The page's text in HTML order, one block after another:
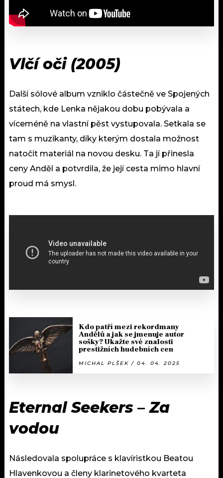
Vlčí oči (2005)
Další sólové album vzniklo částečně ve Spojených
státech, kde Lenka nějakou dobu pobývala a
víceméně na vlastní pěst vystupovala. Setkala se
tam s muzikanty, díky kterým dostala možnost
natočit materiál na novou desku. Ta jí přinesla
ceny Anděl a potvrdila, že její cesta mimo hlavní
proud má smysl.
Kdo patří mezi rekordmany
Andělů a jak se jmenuje autor
sošky? Ukažte své znalosti
prestižních hudebních cen
MICHAL PLŠEK / 04. 04. 2025
Eternal Seekers – Za
vodou
Následovala spolupráce s klavíristkou Beatou
Hlavenkovou a členy klarinetového kvarteta